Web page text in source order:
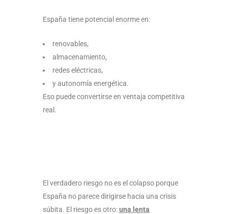
España tiene potencial enorme en:
renovables,
almacenamiento,
redes eléctricas,
y autonomía energética.
Eso puede convertirse en ventaja competitiva
real.
El verdadero riesgo no es el colapso porque
España no parece dirigirse hacia una crisis
súbita. El riesgo es otro:una lenta